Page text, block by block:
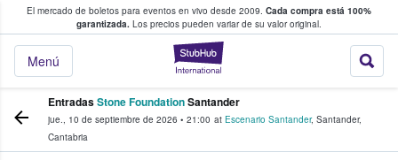
El mercado de boletos para eventos en vivo desde 2009. Cada compra está 100%
garantizada. Los precios pueden variar de su valor original.
StubHub: donde
Menú
fans compran y venden boletos
EntradasStone FoundationSantander
jue., 10 de septiembre de 2026 • 21:00 at Escenario Santander, Santander,
Cantabria